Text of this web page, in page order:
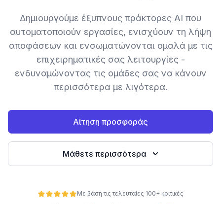
Δημιουργούμε έξυπνους πράκτορες AI που
αυτοματοποιούν εργασίες, ενισχύουν τη λήψη
αποφάσεων και ενσωματώνονται ομαλά με τις
επιχειρηματικές σας λειτουργίες -
ενδυναμώνοντας τις ομάδες σας να κάνουν
περισσότερα με λιγότερα.
Αίτηση προσφοράς
Μάθετε περισσότερα
Με βάση τις τελευταίες 100+ κριτικές